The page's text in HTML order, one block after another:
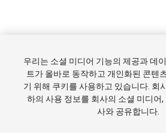
튜토리얼
커뮤니티 답변 기술 자료
및 이용약관
법률정보 개인정보처리방
매 금지
쿠키 기본 설정
우리는 소셜 미디어 기능의 제공과 데
트가 올바로 동작하고 개인화된 콘텐
기 위해 쿠키를 사용하고 있습니다. 회
하의 사용 정보를 회사의 소셜 미디어,
사와 공유합니다.